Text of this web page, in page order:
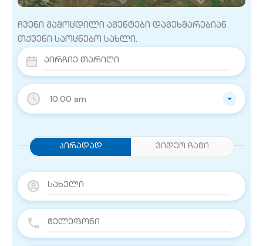
10:00 am
Პირადად ვიდეო ჩატი
ჩვენი გამოცდილი აგენტები დაგეხმარებიან
თქვენი საოცნებო სახლი.